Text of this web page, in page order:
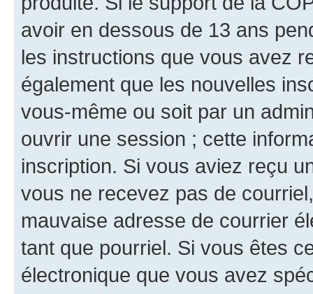
avoir en dessous de 13 ans
les instructions que vous avez
également que les nouvelles
vous-même ou soit par un
ouvrir une session ; cette
inscription. Si vous aviez reçu
vous ne recevez pas de
mauvaise adresse de courrier
tant que pourriel. Si vous êtes
électronique que vous avez